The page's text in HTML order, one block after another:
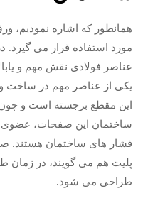
مورد استفاده قرار می
عناصر فولادی نقش مهم و
این مقطع برجسته است و
ساختمان این صفحات، عضوی
فشار های ساختمان هستند.
پلیت هم می گویند، در
طراحی می شود.